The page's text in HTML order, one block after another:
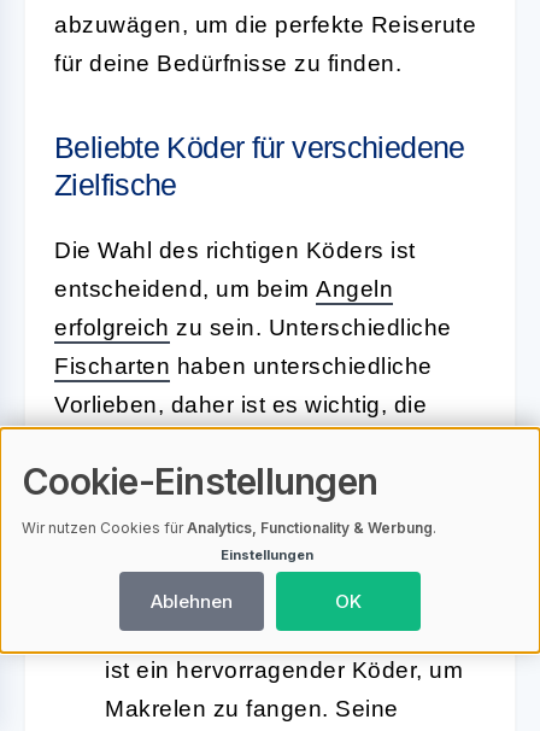
abzuwägen, um die perfekte Reiserute
für deine Bedürfnisse zu finden.
Beliebte Köder für verschiedene
Zielfische
Die Wahl des richtigen Köders ist
entscheidend, um beim Angeln
erfolgreich zu sein. Unterschiedliche
Fischarten haben unterschiedliche
Vorlieben, daher ist es wichtig, die
sind einige beliebte Köder für
verschiedene Zielfische:
Makrele:Der
Rapala X-Rap
Salzwasserin der Größe 10 cm
ist ein hervorragender Köder, um
Makrelen zu fangen. Seine
Cookie-Einstellungen
Wir nutzen Cookies fürAnalytics, Functionality & Werbung.
Einstellungen
Ablehnen OK